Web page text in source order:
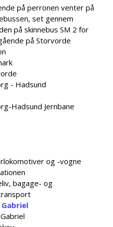
på perronen venter på
set gennem
på skinnebus SM 2 for
på Storvorde
- Hadsund
Hadsund Jernbane
og -vogne
bagage- og
Gabriel